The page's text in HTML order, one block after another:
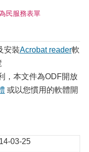
民服務表單
安裝Acrobat reader軟
，本文件為ODF開放
或以您慣用的軟體開
03-25